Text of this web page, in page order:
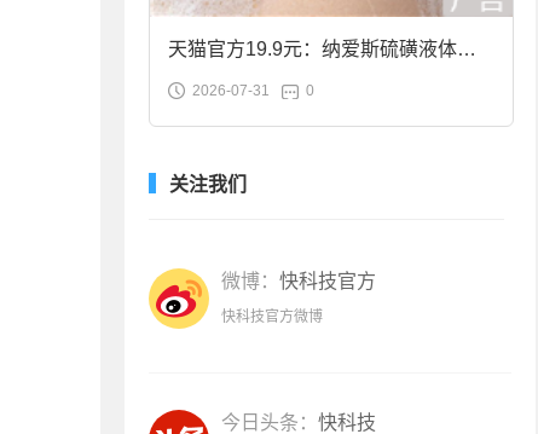
天猫官方19.9元：纳爱斯硫磺液体香
皂2斤大促
2026-07-31 0
关注我们
微博： 快科技官方
快科技官方微博
今日头条： 快科技